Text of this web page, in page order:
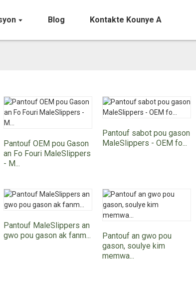
Blog Kontakte Kounye A
Pantouf OEM pou Gason
an Fo Fouri MaleSlippers
- M...
Pantouf sabot pou gason
MaleSlippers - OEM fo...
Pantouf MaleSlippers an
gwo pou gason ak fanm...
Pantouf an gwo pou
gason, soulye kim
memwa...